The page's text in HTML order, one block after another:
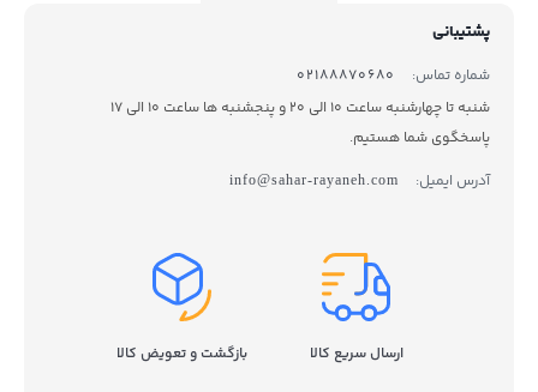
پشتیبانی
شماره تماس:
02188870680
شنبه تا چهارشنبه ساعت 10 الی 20 و پنجشنبه ها ساعت 10 الی 17
پاسخگوی شما هستیم.
آدرس ایمیل:
info@sahar-rayaneh.com
ارسال سریع کالا بازگشت و تعویض کالا